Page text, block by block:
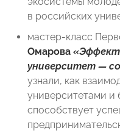
в российских
мастер-класс
Омарова
университет —
узнали, как
университетами
способствует